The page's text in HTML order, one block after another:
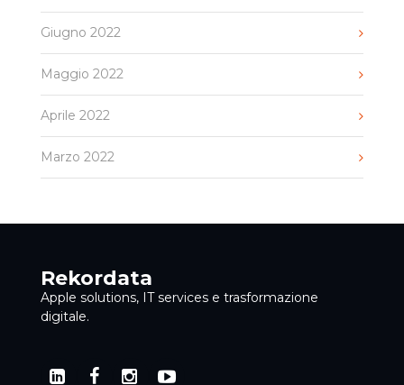
Giugno 2022
Maggio 2022
Aprile 2022
Marzo 2022
Rekordata
Apple solutions, IT services e trasformazione
digitale.